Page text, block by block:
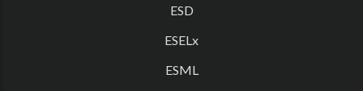
ESD
ESELx
ESML